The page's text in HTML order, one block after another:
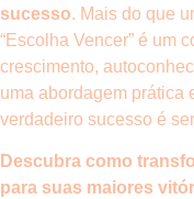
sucesso. Mais do que
“Escolha Vencer” é um
crescimento,
uma abordagem prática
verdadeiro sucesso é
Descubra como
para suas maiores